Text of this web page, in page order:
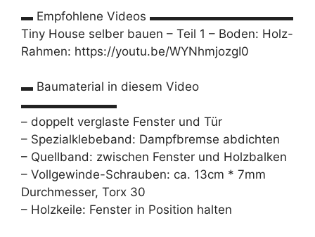
▬ Empfohlene Videos ▬▬▬▬▬▬▬▬▬▬▬▬
Tiny House selber bauen – Teil 1 – Boden: Holz-
Rahmen: https://youtu.be/WYNhmjozgI0
▬ Baumaterial in diesem Video
▬▬▬▬▬▬▬▬
– doppelt verglaste Fenster und Tür
– Spezialklebeband: Dampfbremse abdichten
– Quellband: zwischen Fenster und Holzbalken
– Vollgewinde-Schrauben: ca. 13cm * 7mm
Durchmesser, Torx 30
– Holzkeile: Fenster in Position halten